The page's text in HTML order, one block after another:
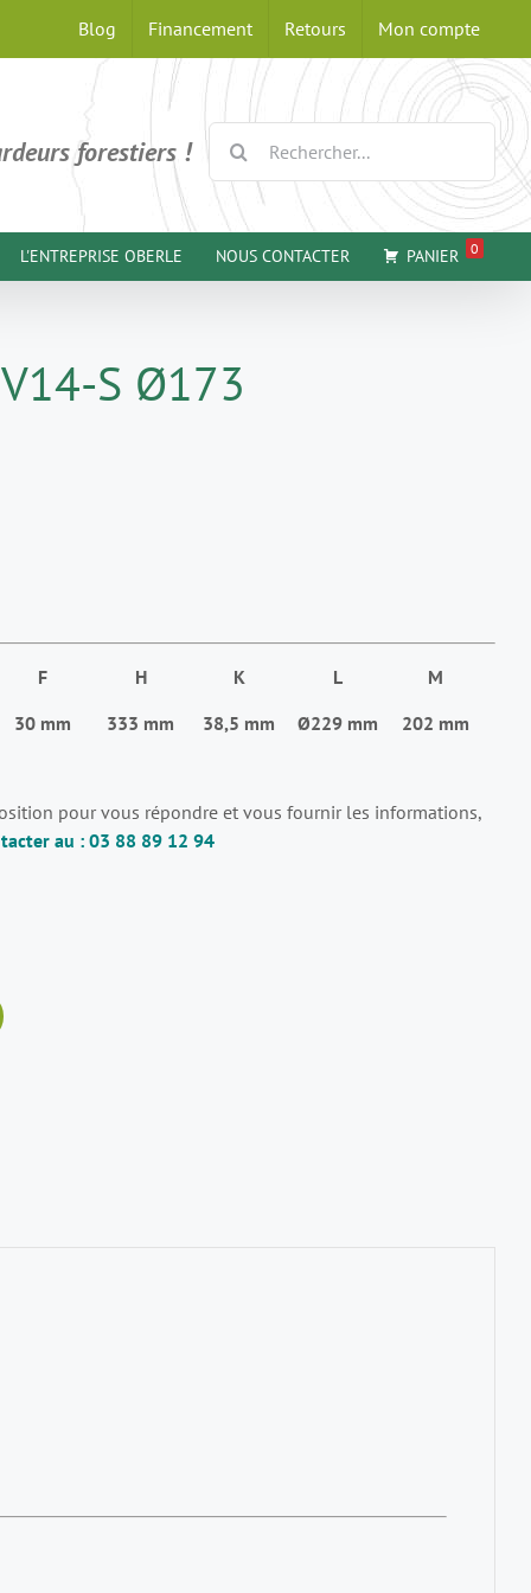
Blog Financement Retours Mon compte
forestiers !
PANIER 0
NOUS CONTACTER
L'ENTREPRISE OBERLE
S Ø173
F H K L
M
30 mm
333 mm 38,5 mm Ø229 mm 202 mm
pour vous répondre et vous fournir les informations,
au : 03 88 89 12 94